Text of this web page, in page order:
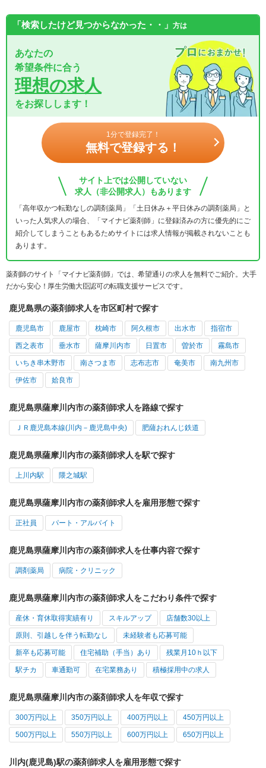
「検索したけど見つからなかった・・」 方は
あなたの
希望条件に合う
理想の求人
をお探しします！
1分で登録完了！
無料で登録する！
サイト上では公開していない
求人（非公開求人）もあります
「高年収かつ転勤なしの調剤薬局」「土日休み＋平日休みの調剤薬局」と
いった人気求人の場合、「マイナビ薬剤師」に登録済みの方に優先的にご
紹介してしまうこともあるためサイトには求人情報が掲載されないことも
あります。
薬剤師のサイト「マイナビ薬剤師」では、希望通りの求人を無料でご紹介。大手
だから安心！厚生労働大臣認可の転職支援サービスです。
鹿児島県の薬剤師求人を市区町村で探す
鹿児島市 鹿屋市 枕崎市 阿久根市 出水市 指宿市
西之表市 垂水市 薩摩川内市 日置市 曽於市 霧島市
いちき串木野市 南さつま市 志布志市 奄美市 南九州市
伊佐市 姶良市
鹿児島県薩摩川内市の薬剤師求人を路線で探す
ＪＲ鹿児島本線(川内－鹿児島中央) 肥薩おれんじ鉄道
鹿児島県薩摩川内市の薬剤師求人を駅で探す
上川内駅 隈之城駅
鹿児島県薩摩川内市の薬剤師求人を雇用形態で探す
正社員 パート・アルバイト
鹿児島県薩摩川内市の薬剤師求人を仕事内容で探す
調剤薬局 病院・クリニック
鹿児島県薩摩川内市の薬剤師求人をこだわり条件で探す
産休・育休取得実績有り スキルアップ 店舗数30以上
原則、引越しを伴う転勤なし 未経験者も応募可能
新卒も応募可能 住宅補助（手当）あり 残業月10ｈ以下
駅チカ 車通勤可 在宅業務あり 積極採用中の求人
鹿児島県薩摩川内市の薬剤師求人を年収で探す
300万円以上 350万円以上 400万円以上 450万円以上
500万円以上 550万円以上 600万円以上 650万円以上
川内(鹿児島)駅の薬剤師求人を雇用形態で探す